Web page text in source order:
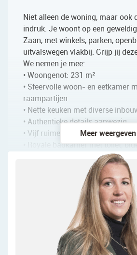
Niet alleen de woning, maar ook
indruk. Je woont op een
Zaan, met winkels, parken,
uitvalswegen vlakbij. Grijp jij
We nemen je mee:
• Woongenot: 231 m²
• Sfeervolle woon- en eetkamer
raampartijen
• Nette keuken met diverse
• Authentieke details aanwezig
• Vijf ruime slaapkamers
• Royale badkamer met toilet,
• Grote en sfeervolle achtertuin
• Gehuurde ligplaats direct voor
• Parkeerplaats aanwezig aan de
Indeling van de woning:
Meer weergeven